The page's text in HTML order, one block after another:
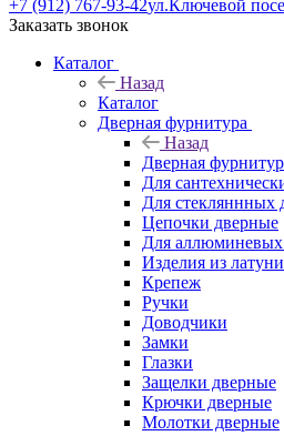
+7 (912) 767-93-42ул.Ключевой
Заказать звонок
Каталог
Назад
Каталог
Дверная фурнитура
Назад
Дверная
Для
Для стекляннных
Цепочки дверные
Для
Изделия из
Крепеж
Ручки
Доводчики
Замки
Глазки
Защелки дверные
Крючки дверные
Молотки дверные